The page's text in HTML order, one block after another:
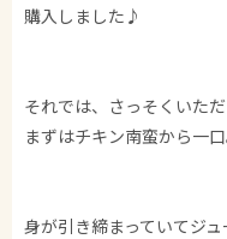
購入しました♪
それでは、さっそくいただ
まずはチキン南蛮から一
身が引き締まっていてジ